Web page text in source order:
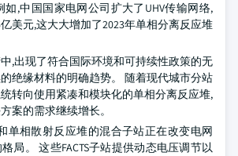
如,中国国家电网公司扩大了UHV传输网络,
美元,这大大增加了2023年单相分离反应堆
,出现了符合国际环境和可持续性政策的无
绝缘材料的明确趋势。 随着现代城市分站
转向使用紧凑和模块化的单相分离反应堆,
案的需求继续增长。
单相散射反应堆的混合子站正在改变电网
局。 这些FACTS子站提供动态电压调节以